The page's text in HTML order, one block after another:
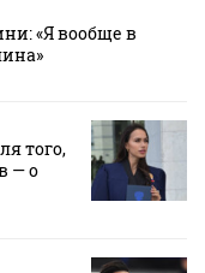
«Я вообще в
того,
— о